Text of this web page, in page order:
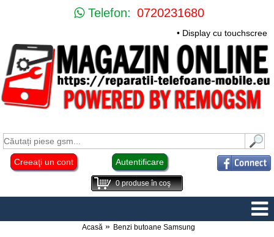
Telefon: 0720231680
• Display cu
Creeaţi un cont Autentificare
0produse în coş
Acasă Benzi butoane Samsung